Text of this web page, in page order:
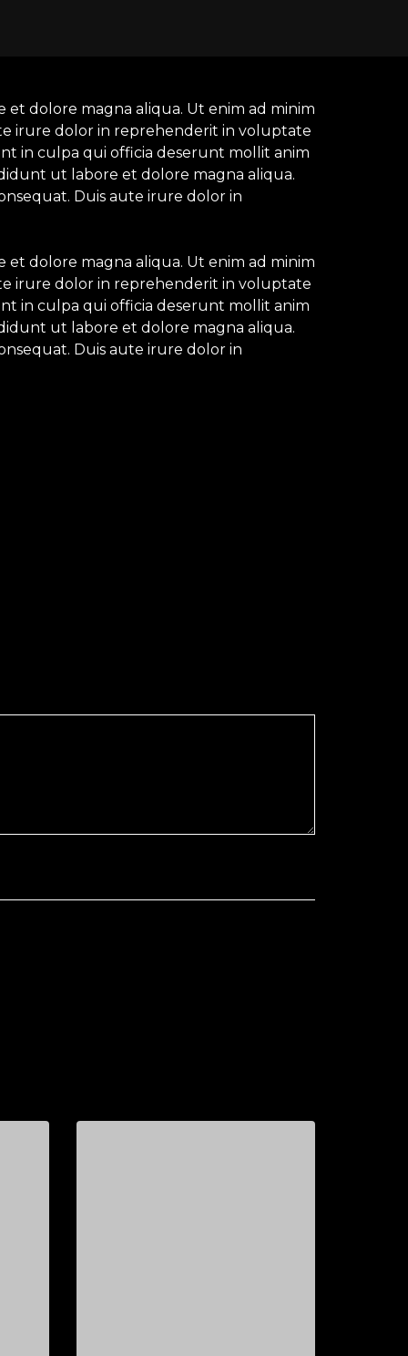
dolore magna aliqua. Ut enim ad minim
irure dolor in reprehenderit in voluptate
in culpa qui officia deserunt mollit anim
ut labore et dolore magna aliqua.
Duis aute irure dolor in
dolore magna aliqua. Ut enim ad minim
irure dolor in reprehenderit in voluptate
in culpa qui officia deserunt mollit anim
ut labore et dolore magna aliqua.
Duis aute irure dolor in